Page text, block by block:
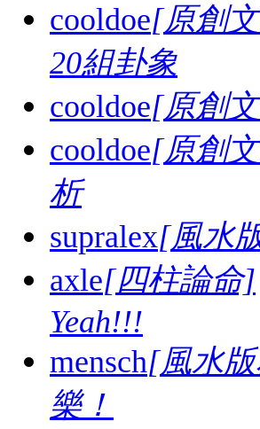
cooldoe[原創
20組卦象
cooldoe[原創
cooldoe[原創
析
supralex[風水
axle[四柱論命]
Yeah!!!
mensch[風水
樂！